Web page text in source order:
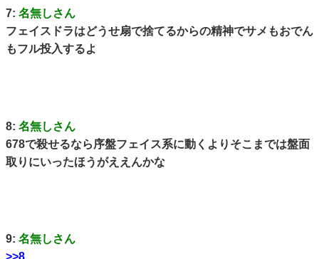
7: 名無しさん
フェイスドラはどうせ扇で捨てるからの精神でサメもおでん
もフル投入するよ
8: 名無しさん
678で殺せるなら序盤フェイス系に動くよりそこまでは盤面
取りにいったほうがええんかな
9: 名無しさん